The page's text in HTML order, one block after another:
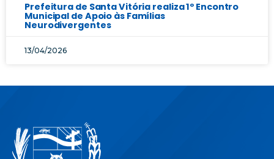
Prefeitura de Santa Vitória realiza 1º Encontro
Municipal de Apoio às Famílias
Neurodivergentes
13/04/2026